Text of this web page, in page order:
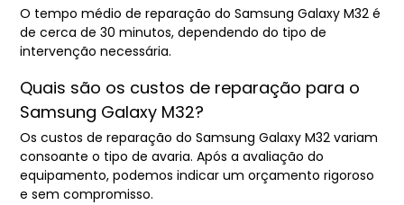
O tempo médio de reparação do Samsung Galaxy M32 é
de cerca de 30 minutos, dependendo do tipo de
intervenção necessária.
Quais são os custos de reparação para o
Samsung Galaxy M32?
Os custos de reparação do Samsung Galaxy M32 variam
consoante o tipo de avaria. Após a avaliação do
equipamento, podemos indicar um orçamento rigoroso
e sem compromisso.